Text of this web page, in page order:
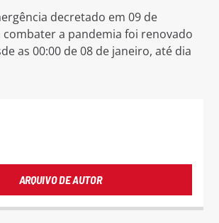
decretado em 09 de
a pandemia foi renovado
as 00:00 de 08 de janeiro, até dia
ARQUIVO DE AUTOR